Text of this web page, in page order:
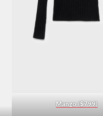
Mango ($799)